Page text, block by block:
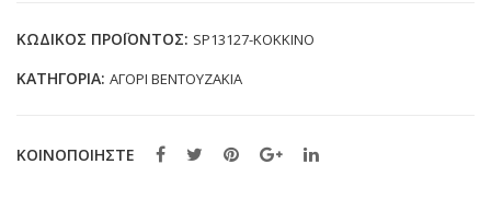
ΚΟΚΚΙΝΟ
34)
ΚΩΔΙΚΌΣ ΠΡΟΪΌΝΤΟΣ: SP13127-ΚΟΚΚΙΝΟ
ΚΑΤΗΓΟΡΊΑ: ΑΓΟΡΙ ΒΕΝΤΟΥΖΑΚΙΑ
ΚΟΙΝΟΠΟΙΗΣΤΕ